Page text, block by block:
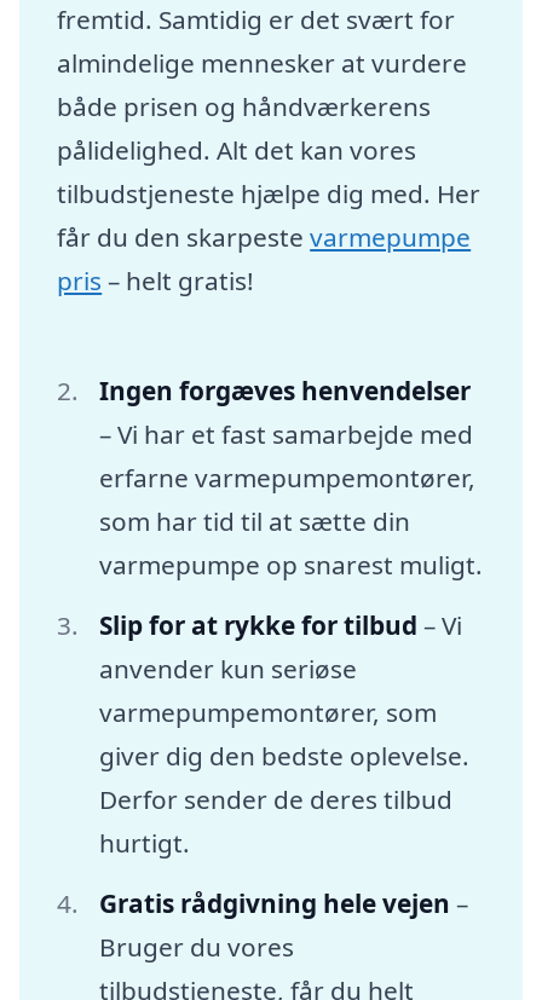
fremtid. Samtidig er det svært for
almindelige mennesker at vurdere
både prisen og håndværkerens
pålidelighed. Alt det kan vores
tilbudstjeneste hjælpe dig med. Her
får du den skarpestevarmepumpe
pris – helt gratis!
Ingen forgæves henvendelser
– Vi har et fast samarbejde med
erfarne varmepumpemontører,
som har tid til at sætte din
varmepumpe op snarest muligt.
Slip for at rykke for tilbud – Vi
anvender kun seriøse
varmepumpemontører, som
giver dig den bedste oplevelse.
Derfor sender de deres tilbud
hurtigt.
Gratis rådgivning hele vejen –
Bruger du vores
tilbudstjeneste, får du helt